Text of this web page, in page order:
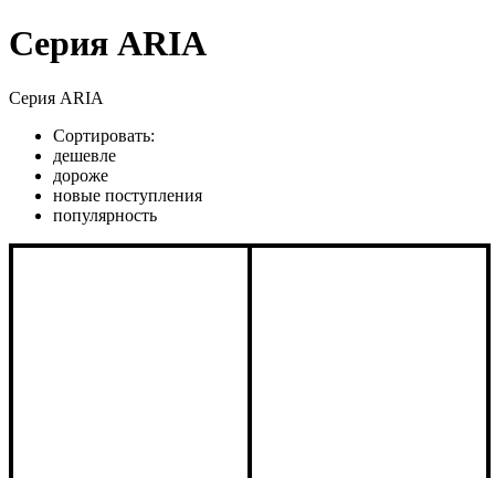
Серия ARIA
Серия ARIA
Сортировать:
дешевле
дороже
новые поступления
популярность